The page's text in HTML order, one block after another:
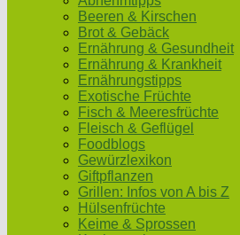
Beeren & Kirschen
Brot & Gebäck
Ernährung & Gesundheit
Ernährung & Krankheit
Ernährungstipps
Exotische Früchte
Fisch & Meeresfrüchte
Fleisch & Geflügel
Foodblogs
Gewürzlexikon
Giftpflanzen
Grillen: Infos von A bis Z
Hülsenfrüchte
Keime & Sprossen